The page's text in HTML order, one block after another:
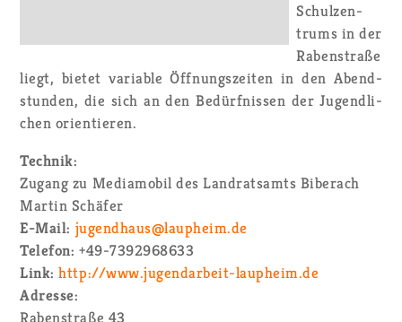
Schul­zen­
trums in der
Ra­ben­stra­ße
liegt, bie­tet va­ria­ble Öff­nungs­zei­ten in den Abend­
stun­den, die sich an den Be­dürf­nis­sen der Ju­gend­li­
chen ori­en­tie­ren.
Tech­nik:
Zu­gang zu Me­dia­mo­bil des Land­rats­amts Bi­berach
Mar­tin Schä­fer
E-Mail: ju­gend­haus@​laupheim.​de
Te­le­fon: +49-7392968633
Link:http://​www.​jug​enda​rbei​t-​laupheim.​de
Adres­se:
Ra­ben­stra­ße 43